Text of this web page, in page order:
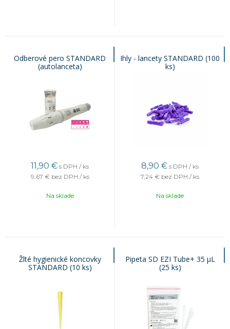
Odberové pero STANDARD
(autolanceta)
11,90 € s DPH / ks
9,67 € bez DPH / ks
Na sklade
Ihly - lancety STANDARD (100
ks)
8,90 € s DPH / ks
7,24 € bez DPH / ks
Na sklade
Žlté hygienické koncovky
STANDARD (10 ks)
Pipeta SD EZI Tube+ 35 µL
(25 ks)